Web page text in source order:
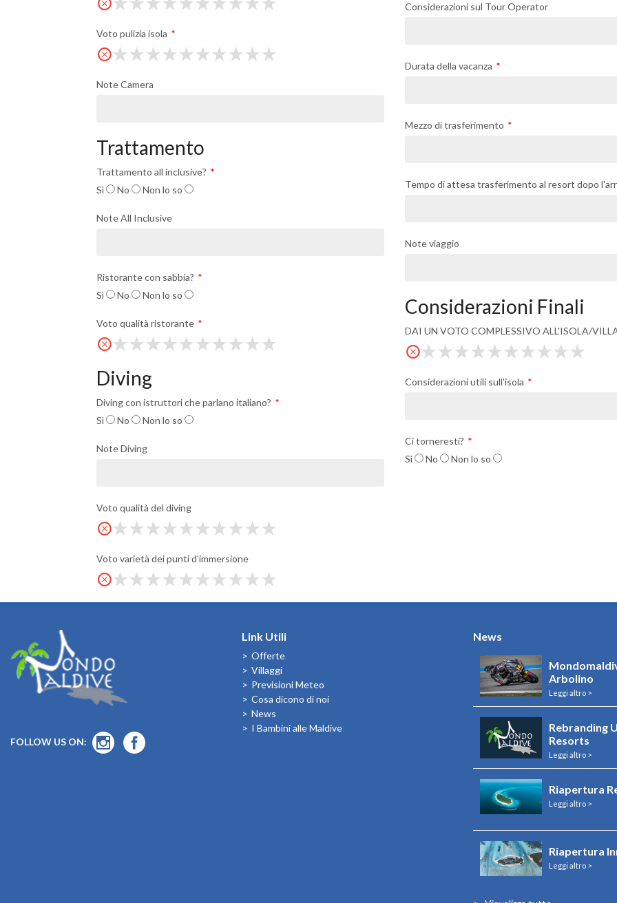
Voto pulizia isola
Note Camera
Trattamento
Trattamento all inclusive?
Sì
No Non lo so
Note All Inclusive
Ristorante con sabbia?
Sì
No Non lo so
Voto qualità ristorante
Diving
Diving con istruttori che parlano italiano?
Sì
No Non lo so
Note Diving
Voto qualità del diving
Voto varietà dei punti d'immersione
Considerazioni sul Tour Operator
Durata della vacanza
Mezzo di trasferimento
Tempo di attesa trasferimento al resort dopo
Note viaggio
Considerazioni Finali
DAI UN VOTO COMPLESSIVO ALL'ISOLA/
Considerazioni utili sull'isola
Ci torneresti?
Sì
No Non lo so
FOLLOW US ON:
Link Utili
Offerte
Villaggi
Previsioni Meteo
Cosa dicono di noi
News
I Bambini alle Maldive
News
Arbolino
Leggi altro >
Rebranding
Resorts
Leggi altro >
Riapertura
Leggi altro >
Riapertura
Leggi altro >